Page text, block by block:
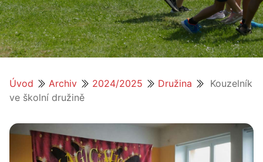
Úvod Archiv 2024/2025 Družina
Kouzelník
ve školní družině